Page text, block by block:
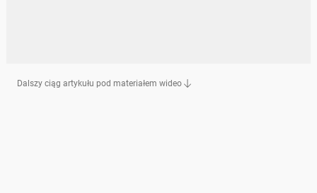
Dalszy ciąg artykułu pod materiałem wideo